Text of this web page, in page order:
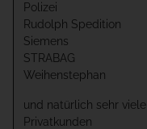
Polizei
Rudolph Spedition
Siemens
STRABAG
Weihenstephan
und natürlich sehr viele
Privatkunden